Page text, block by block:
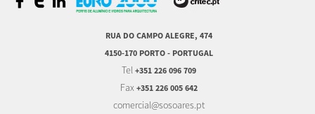
RUA DO CAMPO ALEGRE, 474
4150-170 PORTO - PORTUGAL
Tel +351 226 096 709
Fax +351 226 005 642
comercial@sosoares.pt